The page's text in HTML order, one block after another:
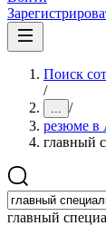
Поиск
/
... /
резюме в
главный
главный